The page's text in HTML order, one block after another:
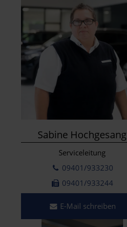
Sabine Hochgesang
Serviceleitung
09401/933230
09401/933244
E-Mail schreiben